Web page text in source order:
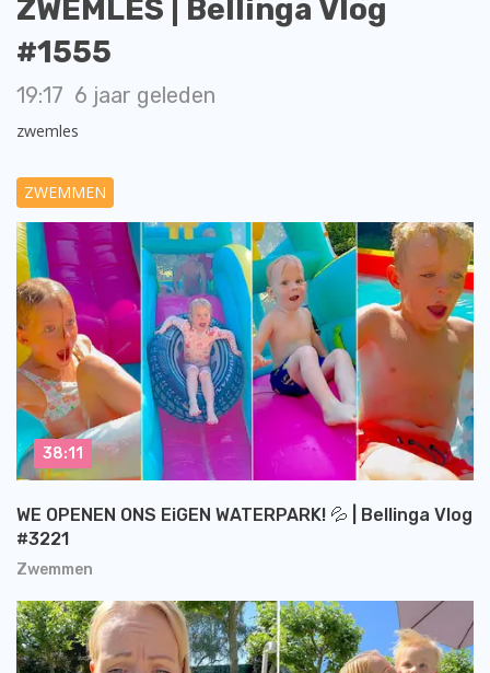
ZWEMLES | Bellinga Vlog
#1555
19:17 6 jaar geleden
zwemles
ZWEMMEN
Zwemmen
WE OPENEN ONS EiGEN WATERPARK! 💦 | Bellinga Vlog
#3221
38:11